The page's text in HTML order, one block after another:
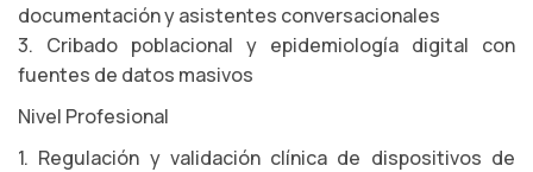
documentación y asistentes conversacionales
3. Cribado poblacional y epidemiología digital con
fuentes de datos masivos
Nivel Profesional
1. Regulación y validación clínica de dispositivos de